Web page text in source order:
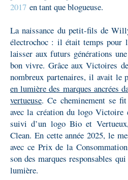
2017 en tant que blogueuse.
La naissance du petit-fils de
électrochoc : il était temps pour
laisser aux futurs générations
bon vivre. Grâce aux Victoires
nombreux partenaires, il avait le
en lumière des marques ancrées
vertueuse. Ce cheminement se
avec la création du logo Victoire
suivi d’un logo Bio et
Clean. En cette année 2025, le
avec ce Prix de la
son des marques responsables
lumière.